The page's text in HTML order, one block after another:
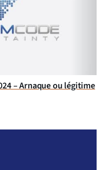
– Arnaque ou légitime